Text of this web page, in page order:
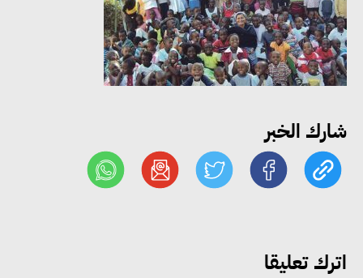
شارك الخبر
اترك تعليقا
مجلس الوزراء: تراجع معدل
البطالة في مصر إلى 5.8% خلال
الربع الثاني من 2026
الصين تعزيز الشراكات الصناعية
وجذب استثمارات جديدة إلى مصر